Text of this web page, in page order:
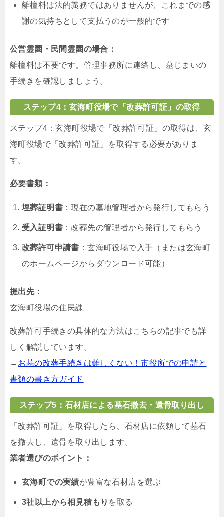
離檀料は法的義務ではありませんが、これまでの感
謝の気持ちとして支払うのが一般的です
公営霊園・民間霊園の場合：
離檀料は不要です。管理事務所に連絡し、墓じまいの
手続きを確認しましょう。
ステップ4：玄海町役場で「改葬許可証」の取得
ステップ4：玄海町役場で「改葬許可証」の取得は、玄
海町役場で「改葬許可証」を取得する必要がありま
す。
必要書類：
埋葬証明書 ：現在の墓地管理者から発行してもらう
受入証明書 ：改葬先の管理者から発行してもらう
改葬許可申請書 ：玄海町役場で入手（または玄海町
のホームページからダウンロード可能）
提出先：
玄海町役場の住民課
改葬許可手続きの具体的な方法はこちらの記事でも詳
しく解説しています。
→ お墓の改葬手続きは難しくない！市役所での申請と
書類の書き方ガイド
ステップ5：石材店による墓石撤去・遺骨取り出し
「改葬許可証」を取得したら、石材店に依頼して墓石
を撤去し、遺骨を取り出します。
業者選びのポイント：
玄海町での実績が豊富な石材店を選ぶ
3社以上から相見積もり を取る